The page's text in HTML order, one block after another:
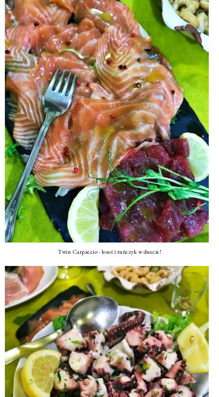
Twin Carpaccio - łosoś i tuńczyk w duecie!